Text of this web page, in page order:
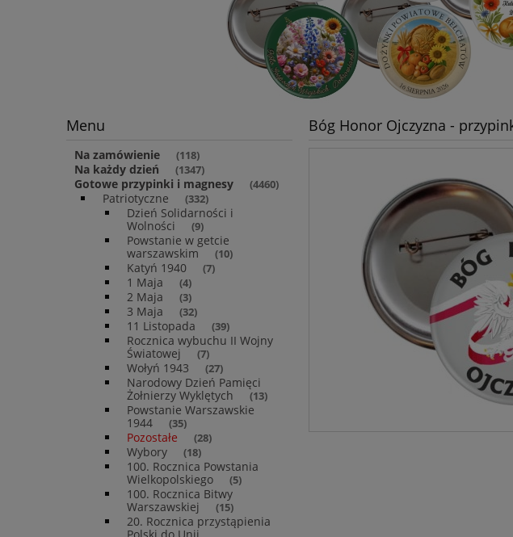
Menu
Na zamówienie (118)
Na każdy dzień (1347)
Gotowe przypinki i magnesy (4460)
Patriotyczne (332)
Dzień Solidarności i
Wolności
(9)
Powstanie w getcie
warszawskim
(10)
Katyń 1940 (7)
1 Maja (4)
2 Maja (3)
3 Maja (32)
11 Listopada (39)
Rocznica wybuchu II Wojny
Światowej
(7)
Wołyń 1943 (27)
Narodowy Dzień Pamięci
Żołnierzy Wyklętych
(13)
Powstanie Warszawskie
1944
(35)
Pozostałe (28)
Wybory (18)
100. Rocznica Powstania
Wielkopolskiego
(5)
100. Rocznica Bitwy
Warszawskiej
(15)
20. Rocznica przystąpienia
Bóg Honor Ojczyzna -